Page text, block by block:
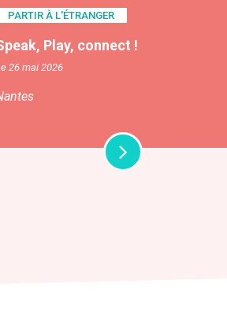
PARTIR À L'ÉTRANGER
Play, connect !
26 mai 2026